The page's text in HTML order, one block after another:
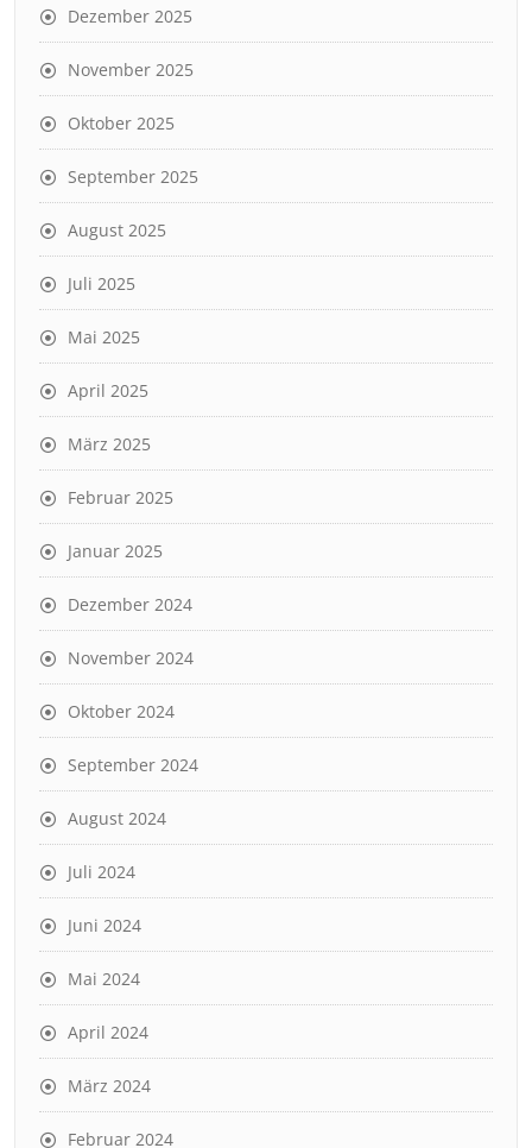
Dezember 2025
November 2025
Oktober 2025
September 2025
August 2025
Juli 2025
Mai 2025
April 2025
März 2025
Februar 2025
Januar 2025
Dezember 2024
November 2024
Oktober 2024
September 2024
August 2024
Juli 2024
Juni 2024
Mai 2024
April 2024
März 2024
Februar 2024